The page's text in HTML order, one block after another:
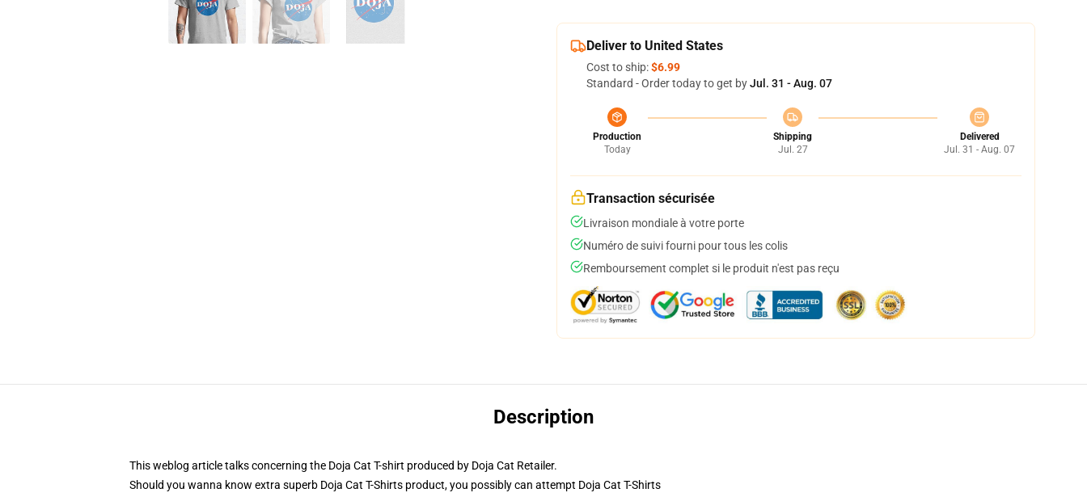
Deliver to United States
Cost to ship:$6.99
Standard - Order today to get byJul. 31 - Aug. 07
Production
Today
Shipping
Jul. 27
Delivered
Jul. 31 - Aug. 07
Transaction sécurisée
Livraison mondiale à votre porte
Numéro de suivi fourni pour tous les colis
Remboursement complet si le produit n'est pas reçu
Description
This weblog article talks concerning the Doja Cat T-shirt produced by Doja Cat Retailer.
Should you wanna know extra superb Doja Cat T-Shirts product, you possibly can attempt Doja Cat T-Shirts